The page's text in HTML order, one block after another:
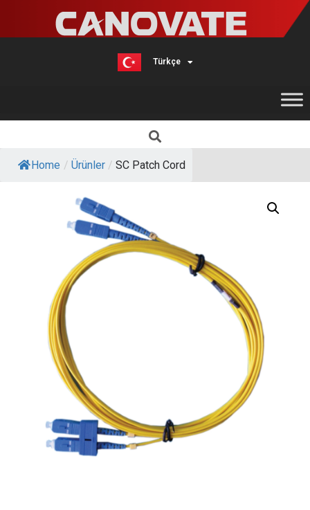
Türkçe
English
Home / Ürünler / SC Patch Cord